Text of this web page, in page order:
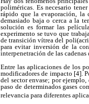
poliméricas. Es necesario
rápido que la evaporación, la
demasiado baja o cerca a la
solución es formar las
experimento se tuvo que
de transición vítrea del
para evitar inversión de la
interpenetración de las
Entre las aplicaciones de los
modificadores de impacto [4].
del sector envase; por
paso de determinados gases
relevancia para diferentes